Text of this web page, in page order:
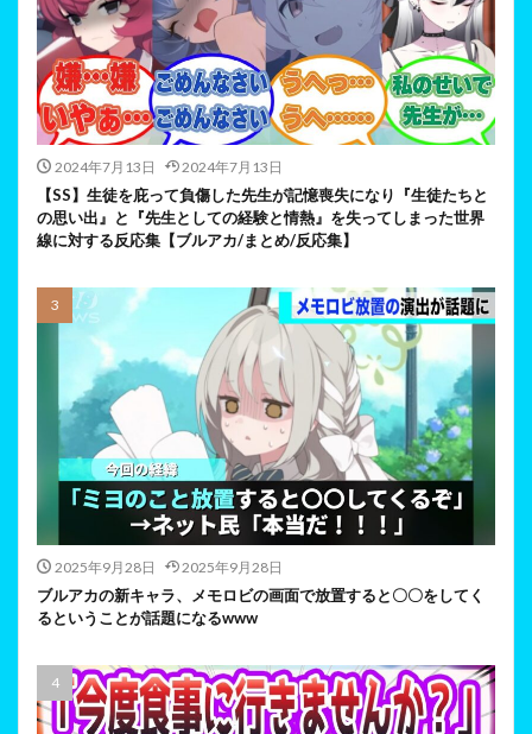
2024年7月13日 2024年7月13日
【SS】生徒を庇って負傷した先生が記憶喪失になり『生徒たちと
の思い出』と『先生としての経験と情熱』を失ってしまった世界
線に対する反応集【ブルアカ/まとめ/反応集】
2025年9月28日 2025年9月28日
ブルアカの新キャラ、メモロビの画面で放置すると〇〇をしてく
るということが話題になるwww